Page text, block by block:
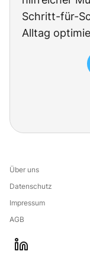
Schritt-für-
Alltag
Über uns
Datenschutz
Impressum
AGB